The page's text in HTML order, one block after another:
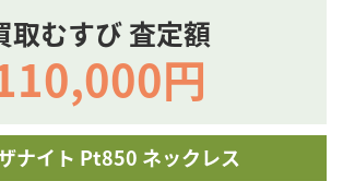
取むすび 査定額
円
ナイト Pt850 ネックレス